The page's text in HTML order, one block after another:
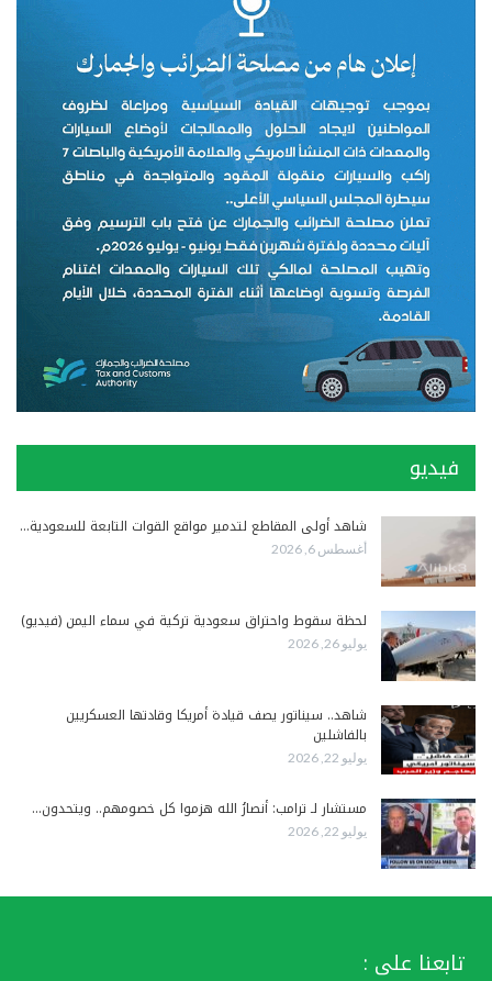
فيديو
شاهد أولى المقاطع لتدمير مواقع القوات التابعة للسعودية…
أغسطس 6, 2026
لحظة سقوط واحتراق سعودية تركية في سماء اليمن (فيديو)
يوليو 26, 2026
شاهد.. سيناتور يصف قيادة أمريكا وقادتها العسكريين
بالفاشلين
يوليو 22, 2026
مستشار لـ ترامب: أنصارُ الله هزموا كل خصومهم.. ويتحدون…
يوليو 22, 2026
تابعنا على :